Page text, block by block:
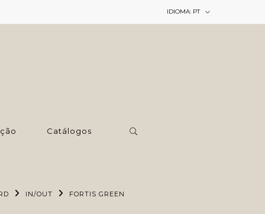
IDIOMA: PT
Catálogos
IN/OUT FORTIS GREEN